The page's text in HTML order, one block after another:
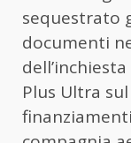
sequestrato
documenti
Plus Ultra